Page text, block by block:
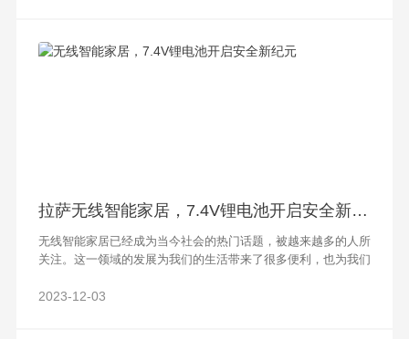
拉萨无线智能家居，7.4V锂电池开启安全新纪元
无线智能家居已经成为当今社会的热门话题，被越来越多的人所
关注。这一领域的发展为我们的生活带来了很多便利，也为我们
7.4V锂电池的应用正在开启一片全
2023-12-03